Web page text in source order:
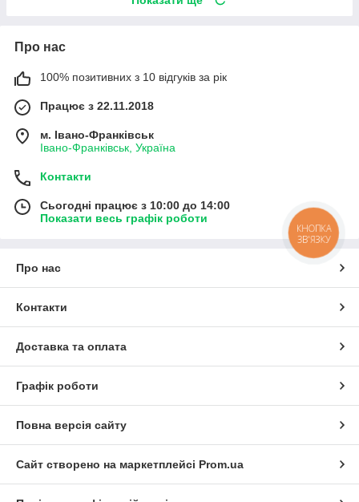
Про нас
100% позитивних з 10 відгуків за рік
Працює з 22.11.2018
м. Івано-Франківськ
Івано-Франківськ, Україна
Контакти
Сьогодні працює з 10:00 до 14:00
Показати весь графік роботи
Про нас
Контакти
Доставка та оплата
Графік роботи
Повна версія сайту
Сайт створено на маркетплейсі Prom.ua
КНОПКА
ЗВ'ЯЗКУ